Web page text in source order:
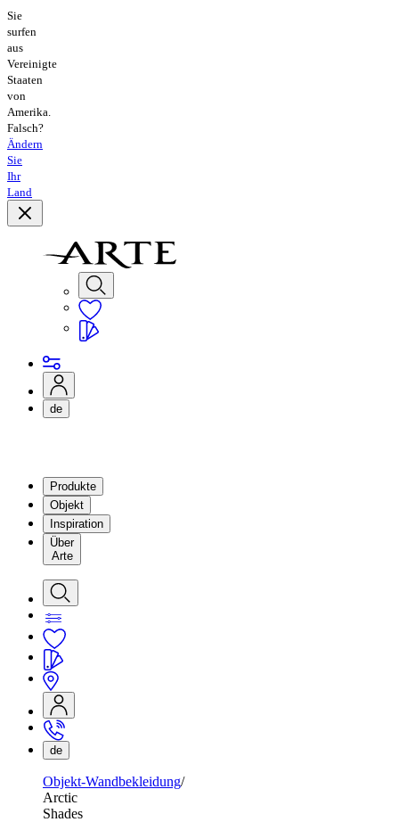
Sie
surfen
aus
Vereinigte
Staaten
von
Amerika.
Falsch?
Ändern
Sie
Ihr
Land
de
Produkte
Objekt
Inspiration
Über
Arte
de
Objekt-Wandbekleidung
Arctic
Shades